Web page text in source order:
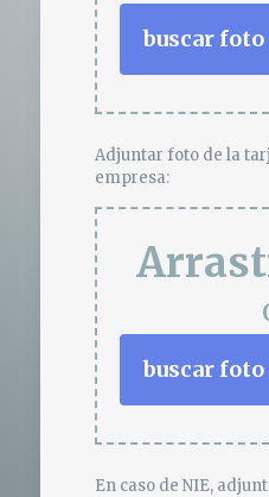
buscar
Adjuntar foto de la
empresa:
buscar
En caso de NIE,